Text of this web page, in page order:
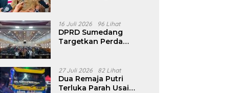
16 Juli 2026 96 Lihat
DPRD Sumedang
Targetkan Perda
Pencalonan Diperjelas
27 Juli 2026 82 Lihat
Dua Remaja Putri
Terluka Parah Usai